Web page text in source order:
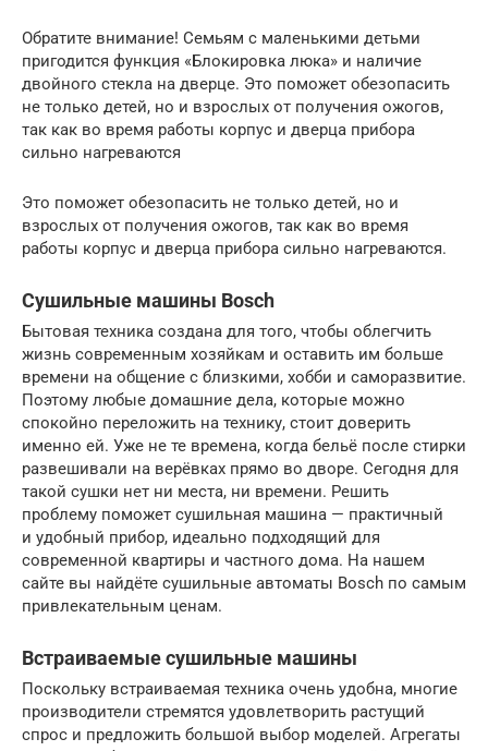
Обратите внимание! Семьям с маленькими детьми
пригодится функция «Блокировка люка» и наличие
двойного стекла на дверце. Это поможет обезопасить
не только детей, но и взрослых от получения ожогов,
так как во время работы корпус и дверца прибора
сильно нагреваются
Это поможет обезопасить не только детей, но и
взрослых от получения ожогов, так как во время
работы корпус и дверца прибора сильно нагреваются.
Сушильные машины Bosch
Бытовая техника создана для того, чтобы облегчить
жизнь современным хозяйкам и оставить им больше
времени на общение с близкими, хобби и саморазвитие.
Поэтому любые домашние дела, которые можно
спокойно переложить на технику, стоит доверить
именно ей. Уже не те времена, когда бельё после стирки
развешивали на верёвках прямо во дворе. Сегодня для
такой сушки нет ни места, ни времени. Решить
проблему поможет сушильная машина — практичный
и удобный прибор, идеально подходящий для
современной квартиры и частного дома. На нашем
сайте вы найдёте сушильные автоматы Bosch по самым
привлекательным ценам.
Встраиваемые сушильные машины
Поскольку встраиваемая техника очень удобна, многие
производители стремятся удовлетворить растущий
спрос и предложить большой выбор моделей. Агрегаты